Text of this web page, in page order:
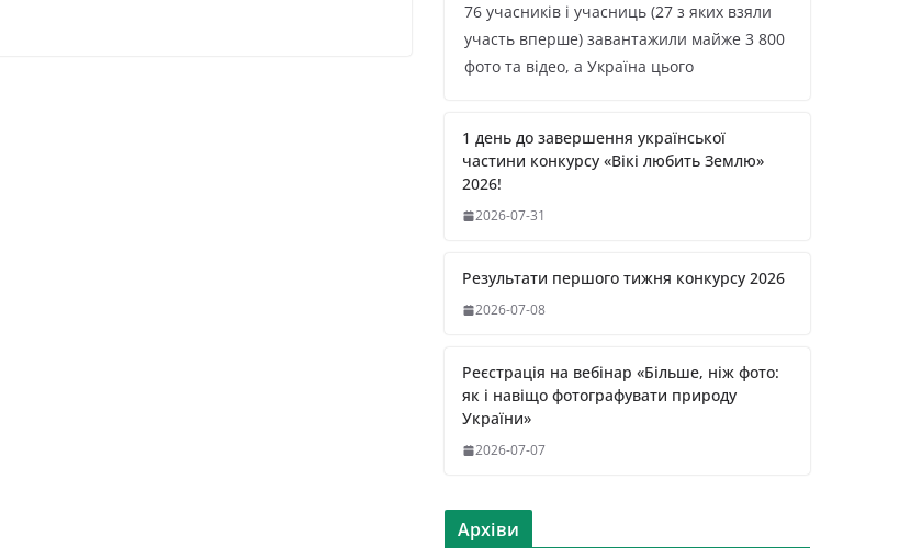
76 учасників і учасниць (27 з яких взяли
участь вперше) завантажили майже 3 800
фото та відео, а Україна цього
1 день до завершення української
частини конкурсу «Вікі любить Землю»
2026!
2026-07-31
Результати першого тижня конкурсу 2026
2026-07-08
Реєстрація на вебінар «Більше, ніж фото:
як і навіщо фотографувати природу
України»
2026-07-07
Архіви